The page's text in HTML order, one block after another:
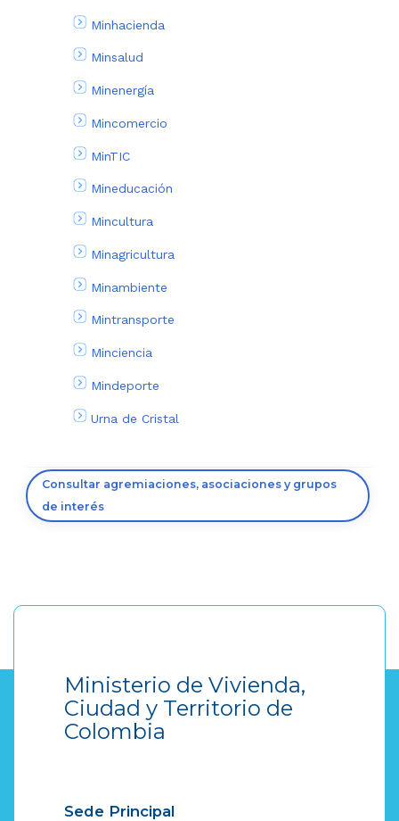
Minhacienda
Minsalud
Minenergía
Mincomercio
MinTIC
Mineducación
Mincultura
Minagricultura
Minambiente
Mintransporte
Minciencia
Mindeporte
Urna de Cristal
Consultar agremiaciones, asociaciones y grupos
de interés
Ministerio de Vivienda,
Ciudad y Territorio de
Colombia
Sede Principal